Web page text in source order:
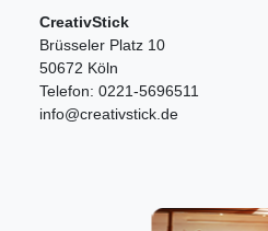
CreativStick
Brüsseler Platz 10
50672 Köln
Telefon: 0221-5696511
info@creativstick.de